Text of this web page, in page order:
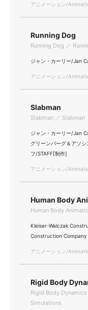
アニメーション/
Running Dog
Running Dog ／
ジャン・カーリー/Jan
アニメーション/
Slabman
Slabman ／ Slabman
ジャン・カーリー/Jan
グリーンバーグ＆アソ
フ/STAFF[制作]
アニメーション/
Human Body
Human Body
Kleiser-Walczak
Construction Company
アニメーション/
Rigid Body
Rigid Body
Simulations